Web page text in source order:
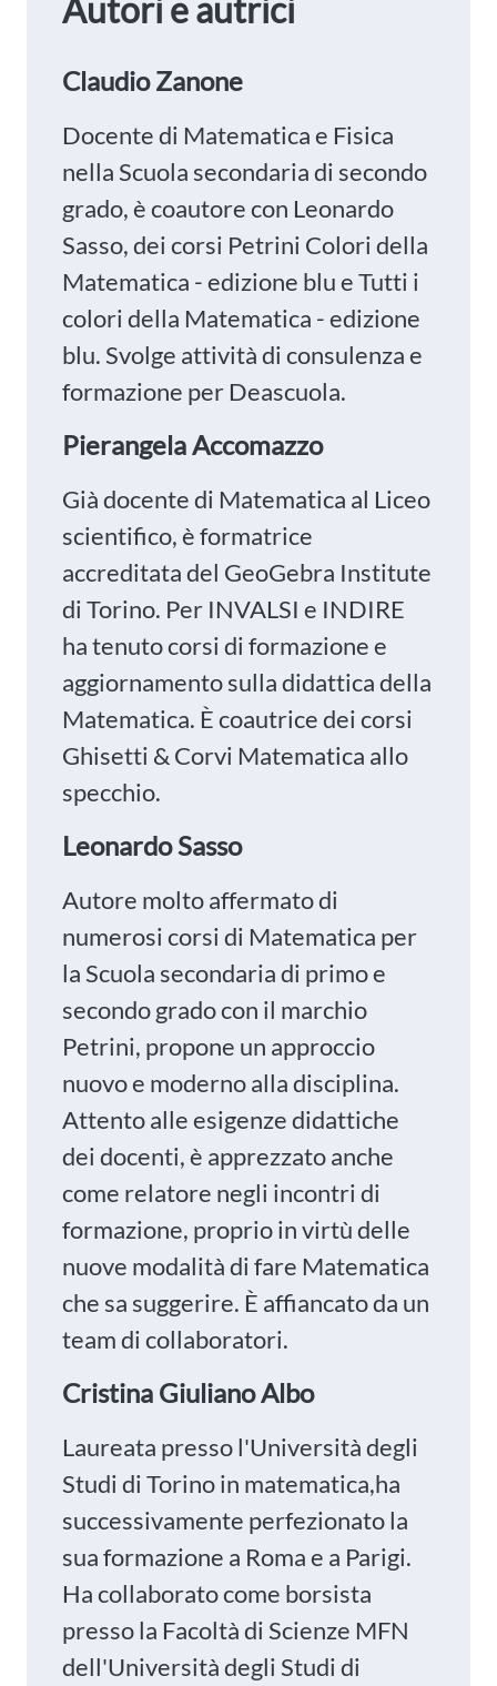
Autori e autrici
Claudio Zanone
Docente di Matematica e Fisica
nella Scuola secondaria di secondo
grado, è coautore con Leonardo
Sasso, dei corsi Petrini Colori della
Matematica - edizione blu e Tutti i
colori della Matematica - edizione
blu. Svolge attività di consulenza e
formazione per Deascuola.
Pierangela Accomazzo
Già docente di Matematica al Liceo
scientifico, è formatrice
accreditata del GeoGebra Institute
di Torino. Per INVALSI e INDIRE
ha tenuto corsi di formazione e
aggiornamento sulla didattica della
Matematica. È coautrice dei corsi
Ghisetti & Corvi Matematica allo
specchio.
Leonardo Sasso
Autore molto affermato di
numerosi corsi di Matematica per
la Scuola secondaria di primo e
secondo grado con il marchio
Petrini, propone un approccio
nuovo e moderno alla disciplina.
Attento alle esigenze didattiche
dei docenti, è apprezzato anche
come relatore negli incontri di
formazione, proprio in virtù delle
nuove modalità di fare Matematica
che sa suggerire. È affiancato da un
team di collaboratori.
Cristina Giuliano Albo
Laureata presso l'Università degli
Studi di Torino in matematica,ha
successivamente perfezionato la
sua formazione a Roma e a Parigi.
Ha collaborato come borsista
presso la Facoltà di Scienze MFN
dell'Università degli Studi di